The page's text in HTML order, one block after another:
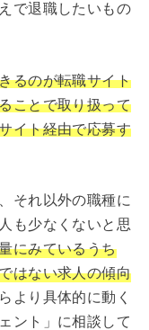
で退職したいもの
るのが転職サイト
ことで取り扱って
イト経由で応募す
それ以外の職種に
も少なくないと思
にみているうち
はない求人の傾向
より具体的に動く
ント」に相談して